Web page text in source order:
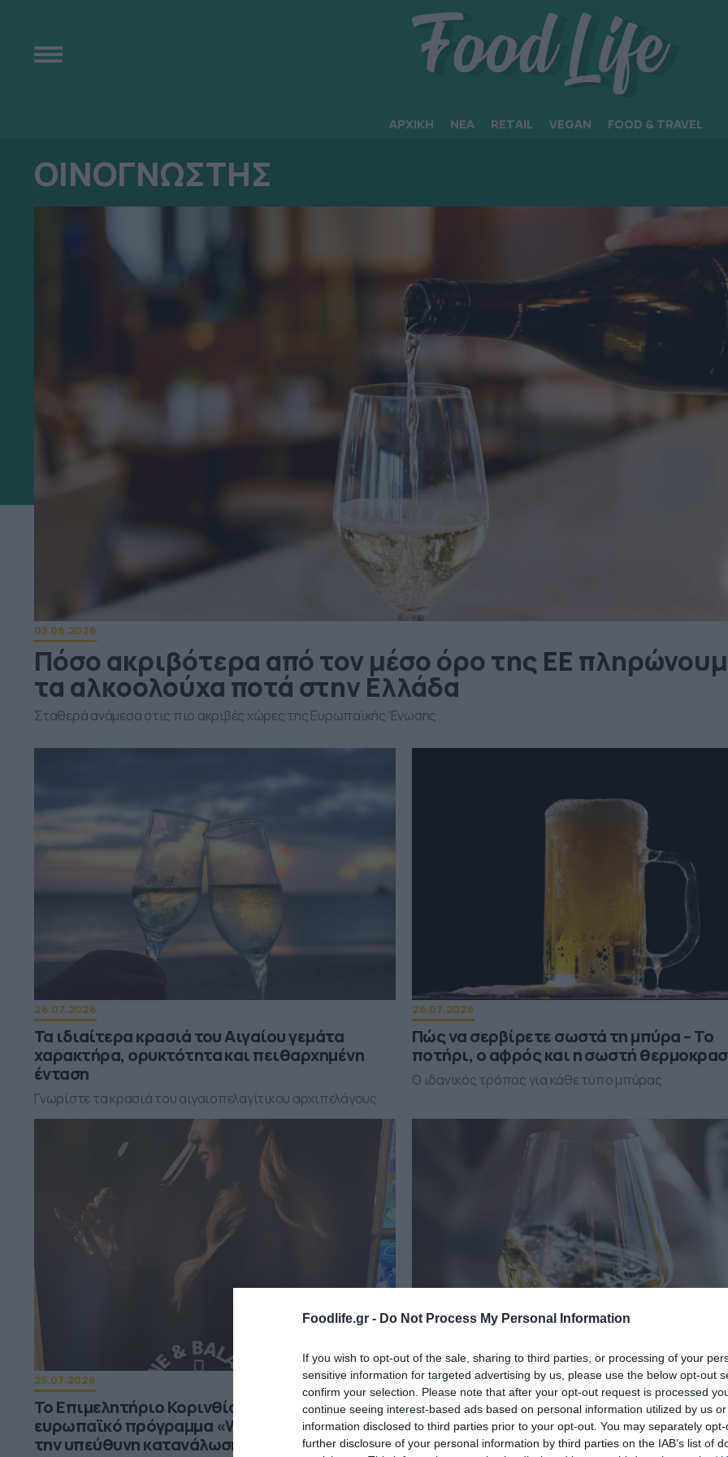
Foodlife.gr - Do Not Process My Personal Information
If you wish to opt-out of the sale, sharing to third parties, or processing of your
sensitive information for targeted advertising by us, please use the below opt-out
confirm your selection. Please note that after your opt-out request is processed
continue seeing interest-based ads based on personal information utilized by us
information disclosed to third parties prior to your opt-out. You may separately
further disclosure of your personal information by third parties on the IAB’s list of
ΑΡΧΙΚΗ ΝΕΑ RETAIL VEGAN FOOD & TRAVEL
ΟΙΝΟΓΝΩΣΤΗΣ
03.08.2026
Πόσο ακριβότερα από τον μέσο όρο της ΕΕ
τα αλκοολούχα ποτά στην Ελλάδα
Σταθερά ανάμεσα στις πιο ακριβές χώρες της Ευρωπαϊκής Ένωσης
26.07.2026
Τα ιδιαίτερα κρασιά του Αιγαίου γεμάτα
χαρακτήρα, ορυκτότητα και πειθαρχημένη
ένταση
Γνωρίστε τα κρασιά του αιγαιοπελαγίτικου αρχιπελάγους
26.07.2026
Πώς να σερβίρετε σωστά τη μπύρα – Το
ποτήρι, ο αφρός και η σωστή
Ο ιδανικός τρόπος για κάθε τύπο μπύρας
25.07.2026
Το Επιμελητήριο Κορινθίας παρουσίασε το
ευρωπαϊκό πρόγραμμα «Wine & Balance» για
την υπεύθυνη κατανάλωση κρασιού
24.07.2026
Κρασί: Πόσες ημέρες μπορείτε να το
κρατήσετε ανοιχτό στο ψυγείο
Ποιο κρασί αντέχει περισσότερο